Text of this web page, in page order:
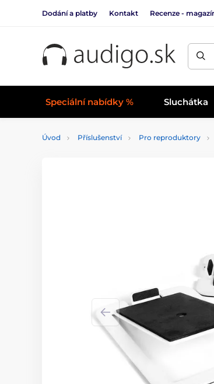
Dodání a platby Kontakt Recenze -
Speciální nabídky % Sluchátka
Úvod Příslušenství Pro reproduktory